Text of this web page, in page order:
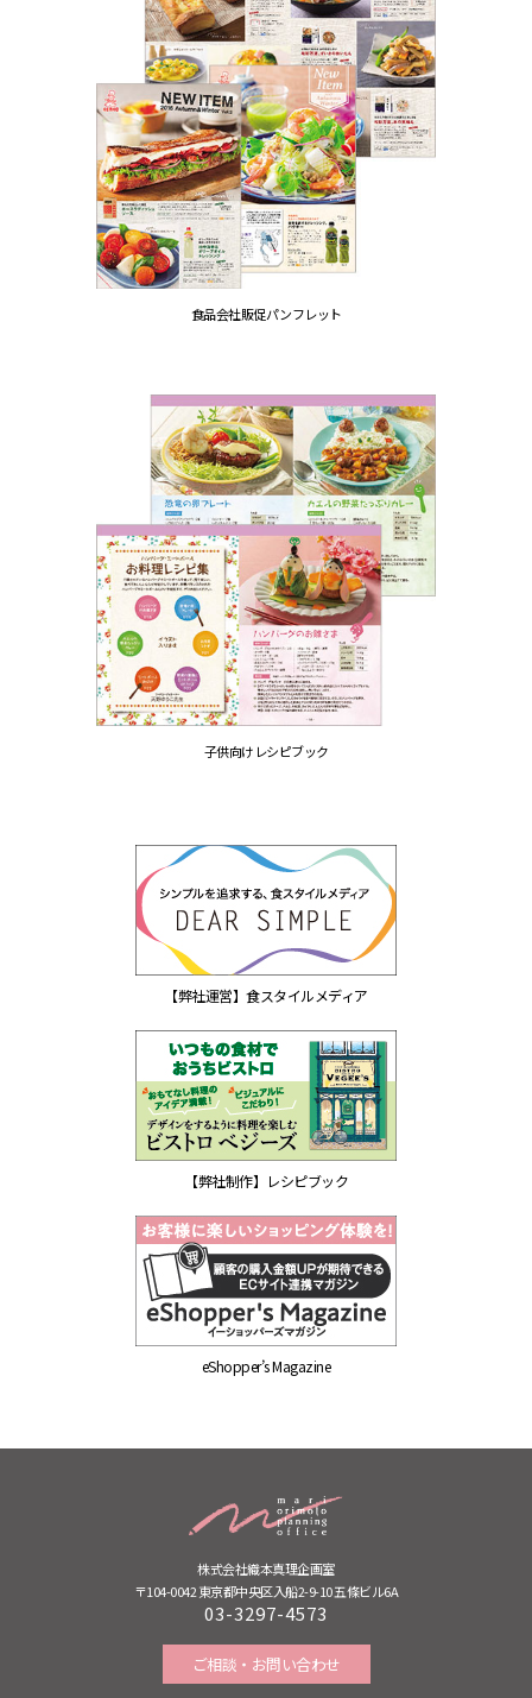
食品会社販促パンフレット
子供向けレシピブック
【弊社運営】食スタイルメディア
【弊社制作】レシピブック
eShopper’s Magazine
株式会社織本真理企画室
〒104-0042 東京都中央区入船2-9-10 五條ビル6A
03-3297-4573
ご相談・お問い合わせ